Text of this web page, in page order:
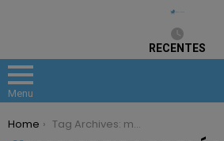
RECENTES
Menu
You are here:
Home Tag Archives: mamadeira de plástico